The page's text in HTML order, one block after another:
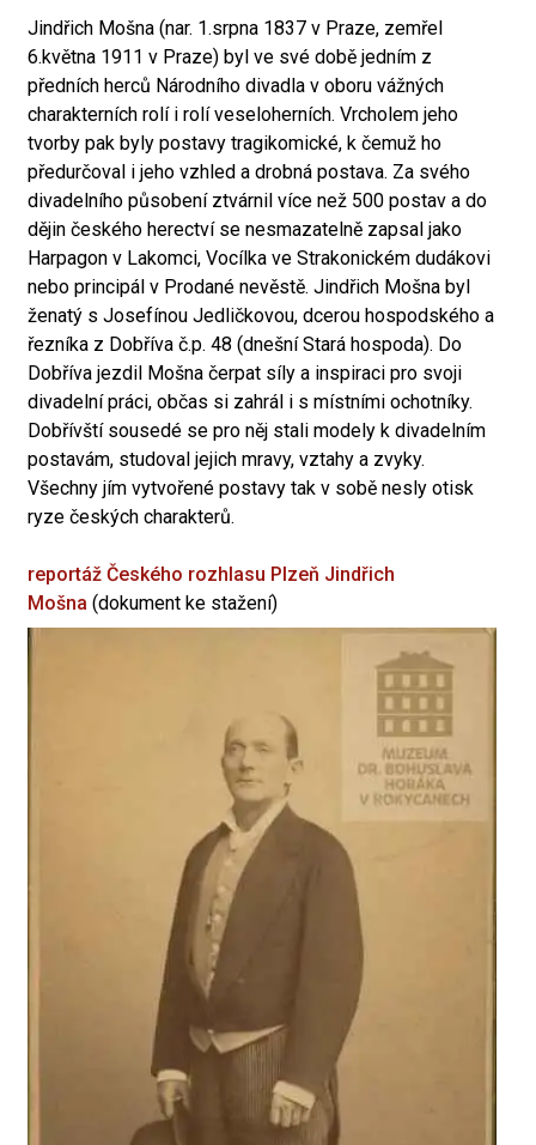
Jindřich Mošna (nar. 1.srpna 1837 v Praze, zemřel
6.května 1911 v Praze) byl ve své době jedním z
předních herců Národního divadla v oboru vážných
charakterních rolí i rolí veseloherních. Vrcholem jeho
tvorby pak byly postavy tragikomické, k čemuž ho
předurčoval i jeho vzhled a drobná postava. Za svého
divadelního působení ztvárnil více než 500 postav a do
dějin českého herectví se nesmazatelně zapsal jako
Harpagon v Lakomci, Vocílka ve Strakonickém dudákovi
nebo principál v Prodané nevěstě. Jindřich Mošna byl
ženatý s Josefínou Jedličkovou, dcerou hospodského a
řezníka z Dobříva č.p. 48 (dnešní Stará hospoda). Do
Dobříva jezdil Mošna čerpat síly a inspiraci pro svoji
divadelní práci, občas si zahrál i s místními ochotníky.
Dobřívští sousedé se pro něj stali modely k divadelním
postavám, studoval jejich mravy, vztahy a zvyky.
Všechny jím vytvořené postavy tak v sobě nesly otisk
ryze českých charakterů.
reportáž Českého rozhlasu Plzeň Jindřich
Mošna (dokument ke stažení)